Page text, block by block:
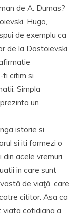
de A. Dumas?
Hugo,
de exemplu ca
de la Dostoievski
ti citim si
Simpla
un
istorie si
si iti formezi o
acele vremuri.
in care sunt
de viaţă, care
cititor. Asa ca
cotidiana a